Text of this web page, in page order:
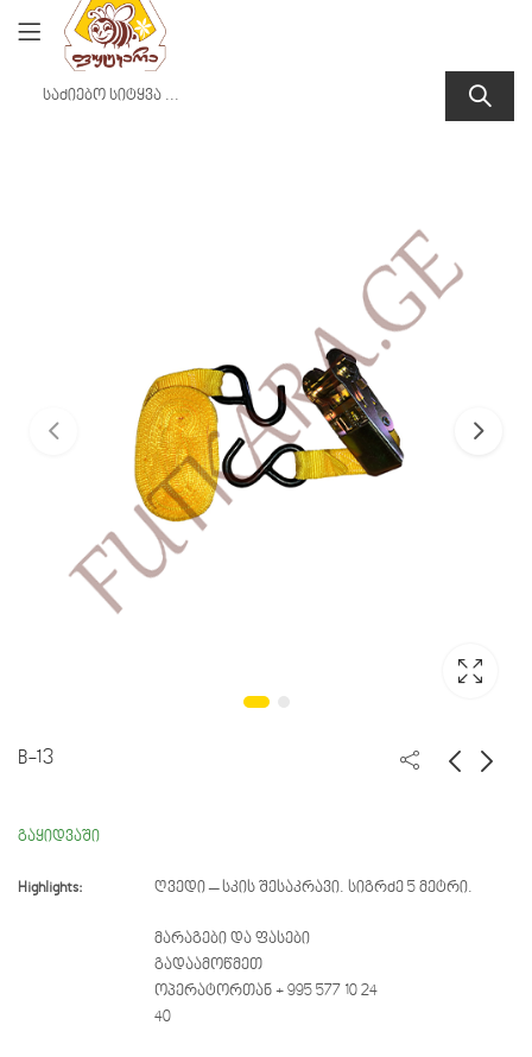
B-13
გაყიდვაში
Highlights: ღვედი – სკის შესაკრავი. სიგრძე 5 მეტრი.
მარაგები და ფასები
გადაამოწმეთ
ოპერატორთან + 995 577 10 24
40